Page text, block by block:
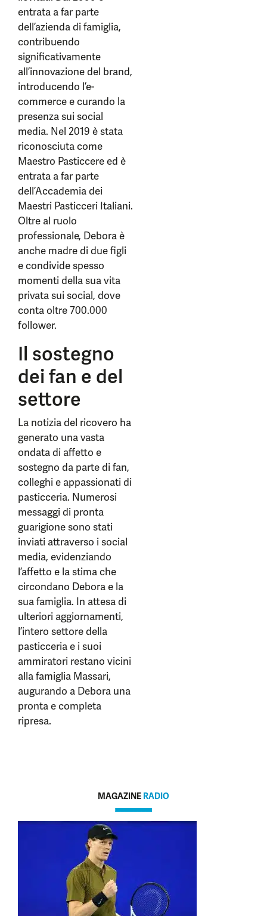
entrata a far parte
dell’azienda di famiglia,
contribuendo
significativamente
all’innovazione del brand,
introducendo l’e-
commerce e curando la
presenza sui social
media. Nel 2019 è stata
riconosciuta come
Maestro Pasticcere ed è
entrata a far parte
dell’Accademia dei
Maestri Pasticceri Italiani.
Oltre al ruolo
professionale, Debora è
anche madre di due figli
e condivide spesso
momenti della sua vita
privata sui social, dove
conta oltre 700.000
follower.
Il sostegno
dei fan e del
settore
La notizia del ricovero ha
generato una vasta
ondata di affetto e
sostegno da parte di fan,
colleghi e appassionati di
pasticceria. Numerosi
messaggi di pronta
guarigione sono stati
inviati attraverso i social
media, evidenziando
l’affetto e la stima che
circondano Debora e la
sua famiglia. In attesa di
ulteriori aggiornamenti,
l’intero settore della
pasticceria e i suoi
ammiratori restano vicini
alla famiglia Massari,
augurando a Debora una
pronta e completa
ripresa.
MAGAZINE RADIO